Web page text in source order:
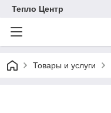
Тепло Центр
Товары и услуги